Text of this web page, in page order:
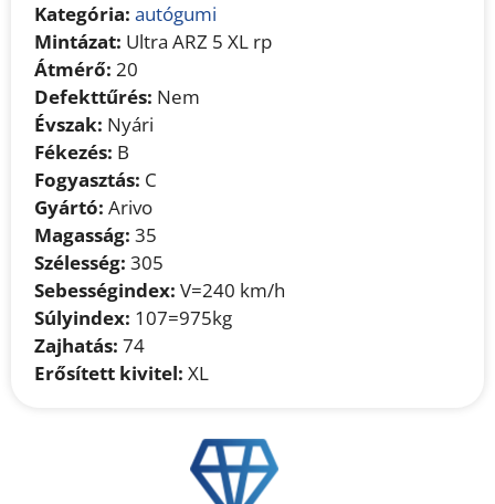
Kategória: autógumi
Mintázat: Ultra ARZ 5 XL rp
Átmérő: 20
Defekttűrés: Nem
Évszak: Nyári
Fékezés: B
Fogyasztás: C
Gyártó: Arivo
Magasság: 35
Szélesség: 305
Sebességindex: V=240 km/h
Súlyindex: 107=975kg
Zajhatás: 74
Erősített kivitel: XL